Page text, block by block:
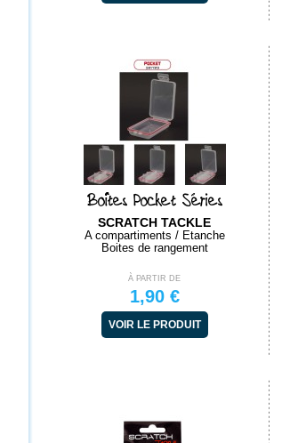
Boîtes Pocket Séries
SCRATCH TACKLE
A compartiments / Etanche
Boites de rangement
À PARTIR DE
1,90 €
VOIR LE PRODUIT